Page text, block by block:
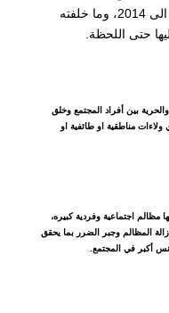
الجمهورية سهلا ابتدأ من 2004 وصولا الى 2014، وما خلفته
حتى اللحظة.
بين أفراد المجتمع وخلق
ولاءات مناطقية او طائفية او
مظالم اجتماعية وفردية كبيره،
المظالم وجبر الضرر بما يحقق
أكبر في المجتمع.